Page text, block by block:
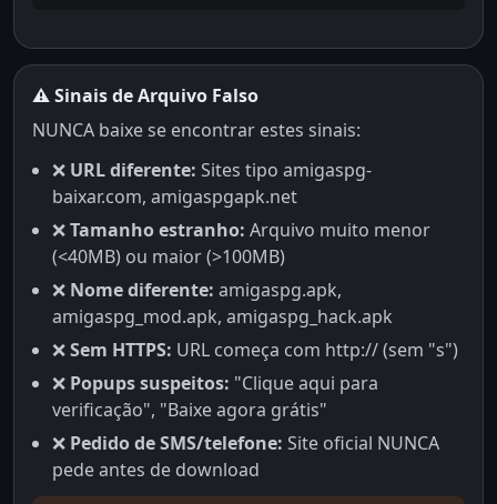
⚠️ Sinais de Arquivo Falso
NUNCA baixe se encontrar estes sinais:
❌ URL diferente: Sites tipo amigaspg-
baixar.com, amigaspgapk.net
❌Tamanho estranho: Arquivo muito menor
(<40MB) ou maior (>100MB)
❌ Nome diferente: amigaspg.apk,
amigaspg_mod.apk, amigaspg_hack.apk
❌Sem HTTPS: URL começa com http:// (sem "s")
❌ Popups suspeitos: "Clique aqui para
verificação", "Baixe agora grátis"
❌ Pedido de SMS/telefone: Site oficial NUNCA
pede antes de download